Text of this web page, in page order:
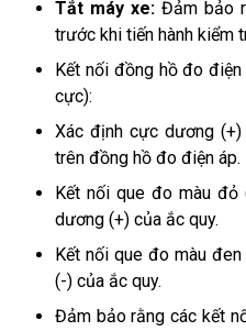
Tắt máy xe: Đảm bảo
trước khi tiến hành kiểm
Kết nối đồng hồ đo
cực):
Xác định cực dương
trên đồng hồ đo điện áp.
Kết nối que đo màu
dương (+) của ắc quy.
Kết nối que đo màu
(-) của ắc quy.
Đảm bảo rằng các kết